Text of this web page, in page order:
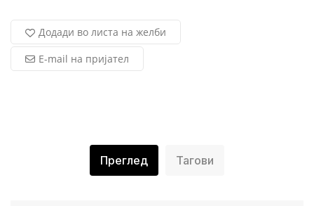
Додади во листа на желби
E-mail на пријател
Преглед Тагови